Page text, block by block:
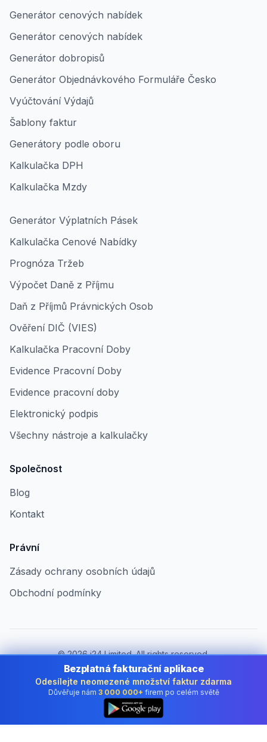
Generátor cenových nabídek
Generátor cenových nabídek
Generátor dobropisů
Generátor Objednávkového Formuláře Česko
Vyúčtování Výdajů
Šablony faktur
Generátory podle oboru
Kalkulačka DPH
Kalkulačka Mzdy
Generátor Výplatních Pásek
Kalkulačka Cenové Nabídky
Prognóza Tržeb
Výpočet Daně z Příjmu
Daň z Příjmů Právnických Osob
Ověření DIČ (VIES)
Kalkulačka Pracovní Doby
Evidence Pracovní Doby
Evidence pracovní doby
Elektronický podpis
Všechny nástroje a kalkulačky
Společnost
Blog
Kontakt
Právní
Zásady ochrany osobních údajů
Obchodní podmínky
©2026i24 Limited. All rights reserved.
Pro firmy v Czech Republic
Změnit zemi:
Czech Republic
Bezplatná fakturační aplikace
Odesílejte neomezené množství faktur zdarma
Důvěřuje nám 3 000 000+ firem po celém světě